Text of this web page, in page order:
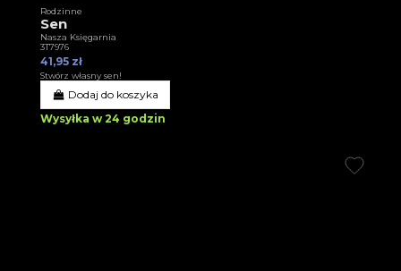
Rodzinne
Sen
Nasza Księgarnia
3T7976
41,95 zł
Stwórz własny sen!
Dodaj do koszyka
Wysyłka w 24 godzin